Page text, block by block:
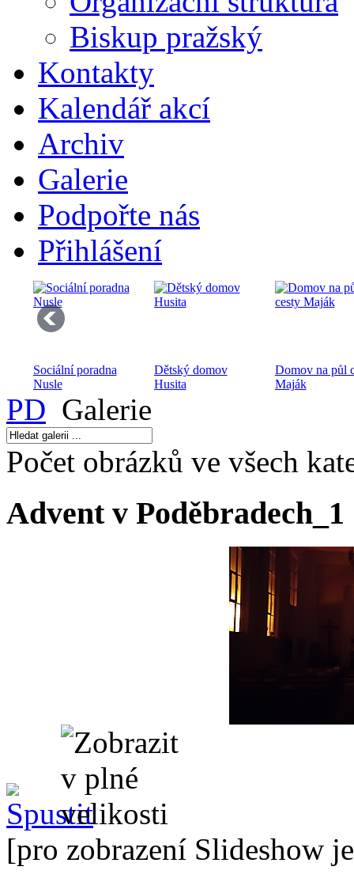
Biskup pražský
Kontakty
Kalendář akcí
Archiv
Galerie
Podpořte nás
Přihlášení
Sociální poradna
Nusle
Dětský domov
Husita
Domov na půl
Maják
Nízkoprahový
PD Galerie
Počet obrázků ve všech
Advent v Poděbradech_1
[pro zobrazení Slideshow